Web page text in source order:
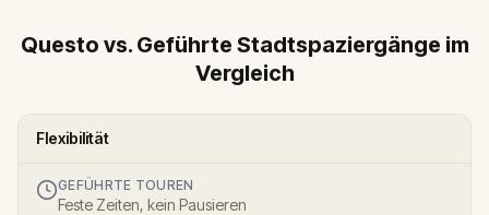
Questo vs. Geführte Stadtspaziergänge im
Vergleich
Flexibilität
GEFÜHRTE TOUREN
Feste Zeiten, kein Pausieren